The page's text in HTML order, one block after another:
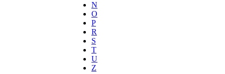
N
O
P
R
S
T
U
Z